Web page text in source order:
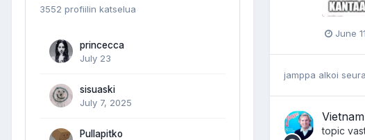
3552 profiilin katselua
princecca
July 23
sisuaski
July 7, 2025
Pullapitko
June
jamppa alkoi
Vietnam
topic